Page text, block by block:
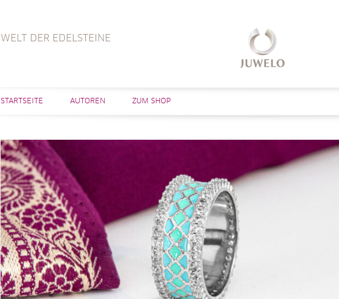
WELT DER EDELSTEINE
STARTSEITE AUTOREN ZUM SHOP